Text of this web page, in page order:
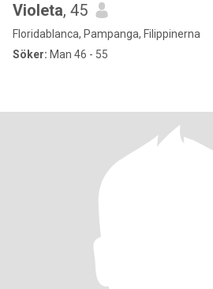
Violeta, 45
Floridablanca, Pampanga, Filippinerna
Söker: Man 46 - 55